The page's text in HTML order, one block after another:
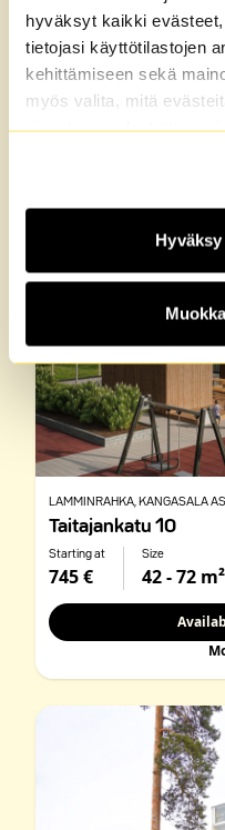
hyväksyt kaikki
tietojasi käyttötilastojen
kehittämiseen sekä
myös valita, mitä
sivustomme luotettavan
Kaikki M2-
asunnot
LAMMINRAHKA , KANGASALA AS
Taitajankatu 10
Starting at
745 €
Size
42 - 72 m²